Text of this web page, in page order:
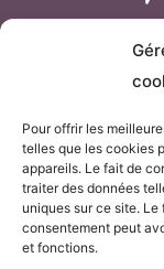
Pour offrir les
telles que les cookies
appareils. Le fait de
traiter des données
uniques sur ce site.
consentement peut
et fonctions.